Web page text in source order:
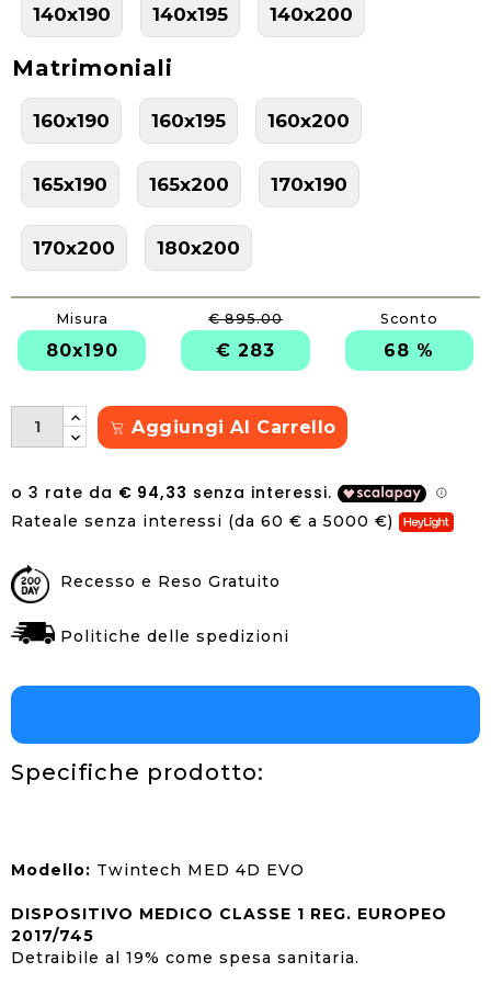
140x190 140x195 140x200
Matrimoniali
160x190 160x195 160x200
165x190 165x200 170x190
170x200 180x200
Misura
80x190
€ 895.00
€ 283
Sconto
68 %
Aggiungi Al Carrello
Rateale senza interessi (da 60 € a 5000 €)
Recesso e Reso Gratuito
Politiche delle spedizioni
Specifiche prodotto:
Modello: Twintech MED 4D EVO
DISPOSITIVO MEDICO CLASSE 1 REG. EUROPEO
2017/745
Detraibile al 19% come spesa sanitaria.